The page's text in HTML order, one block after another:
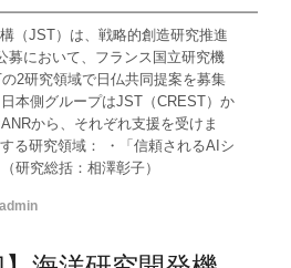
（JST）は、戦略的創造研究推進
募において、フランス国立研究機
2研究領域で日仏共同提案を募集
本側グループはJST（CREST）か
から、それぞれ支援を受けま
る研究領域： ・「信頼されるAIシ
研究総括：相澤彰子）
admin